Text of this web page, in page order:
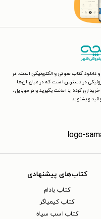
دانلود کتاب صوتی و الکترونیکی است. در
در دسترس است که در میان آن‌ها
کرده یا امانت بگیرید و در موبایل،
و بشنوید.
کتاب‌های پیشنهادی
کتاب بادام
کتاب کیمیاگر
کتاب اسب سیاه